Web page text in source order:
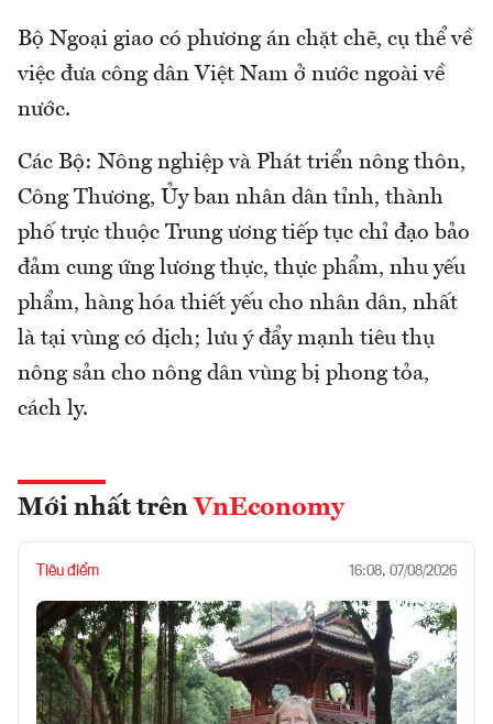
Bộ Ngoại giao có phương án chặt chẽ, cụ thể về
việc đưa công dân Việt Nam ở nước ngoài về
nước.
Các Bộ: Nông nghiệp và Phát triển nông thôn,
Công Thương, Ủy ban nhân dân tỉnh, thành
phố trực thuộc Trung ương tiếp tục chỉ đạo bảo
đảm cung ứng lương thực, thực phẩm, nhu yếu
phẩm, hàng hóa thiết yếu cho nhân dân, nhất
là tại vùng có dịch; lưu ý đẩy mạnh tiêu thụ
nông sản cho nông dân vùng bị phong tỏa,
cách ly.
Mới nhất trên VnEconomy
Tiêu điểm 16:08, 07/08/2026